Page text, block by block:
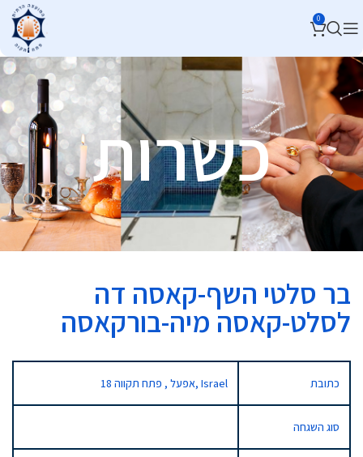
0
כשרות
בר סלטי השף-קאסה דה
לסלט-קאסה מיה-בורקאסה
כתובת 18 אפעל , פתח תקווה, Israel
סוג השגחה